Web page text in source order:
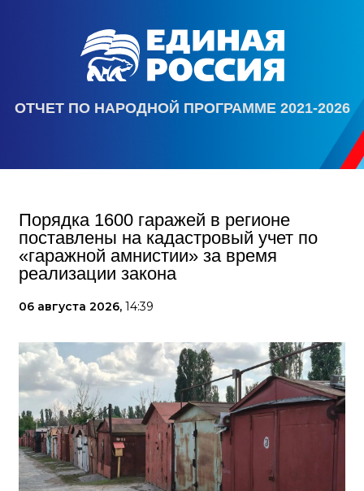
ОТЧЕТ ПО НАРОДНОЙ ПРОГРАММЕ 2021-2026
Порядка 1600 гаражей в регионе
поставлены на кадастровый учет по
«гаражной амнистии» за время
реализации закона
06 августа 2026, 14:39